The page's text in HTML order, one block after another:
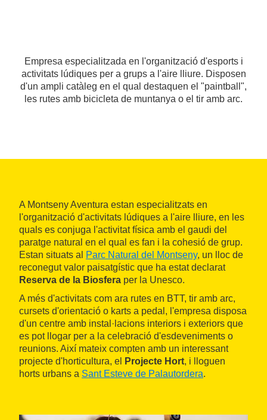
Empresa especialitzada en l'organització d'esports i
activitats lúdiques per a grups a l'aire lliure. Disposen
d'un ampli catàleg en el qual destaquen el "paintball",
les rutes amb bicicleta de muntanya o el tir amb arc.
A Montseny Aventura estan especialitzats en
l'organització d'activitats lúdiques a l'aire lliure, en les
quals es conjuga l'activitat física amb el gaudi del
paratge natural en el qual es fan i la cohesió de grup.
Estan situats al
Parc Natural del Montseny, un lloc de
reconegut valor paisatgístic que ha estat declarat
Reserva de la Biosfera per la Unesco.
A més d'activitats com ara rutes en BTT, tir amb arc,
cursets d'orientació o karts a pedal, l'empresa disposa
d'un centre amb instal·lacions interiors i exteriors que
es pot llogar per a la celebració d'esdeveniments o
reunions. Així mateix compten amb un interessant
projecte d'horticultura, el
Projecte Hort, i lloguen
horts urbans a Sant Esteve de Palautordera.